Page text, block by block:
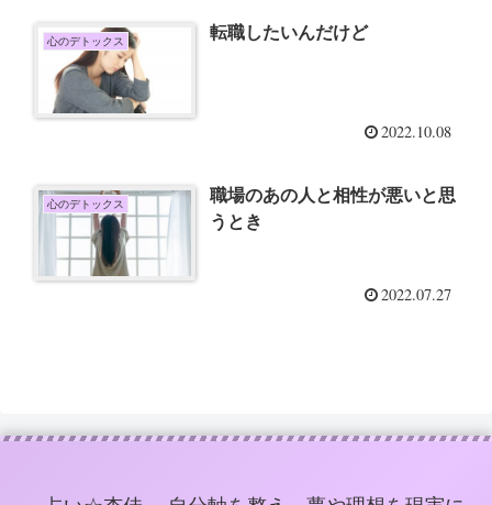
心のデトックス 転職したいんだけど
2022.10.08
心のデトックス
職場のあの人と相性が悪いと思
うとき
2022.07.27